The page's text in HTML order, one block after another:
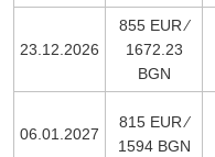
23.12.2026
855 EUR ∕
1672.23
BGN
06.01.2027
815 EUR ∕
1594 BGN